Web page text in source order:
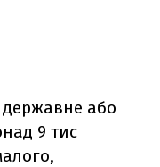
державне або
9 тис